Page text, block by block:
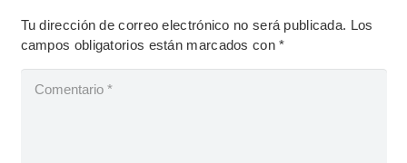
Tu dirección de correo electrónico no será publicada. Los
campos obligatorios están marcados con*